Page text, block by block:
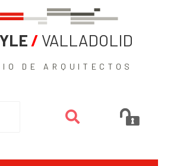
/ VALLADOLID
DE ARQUITECTOS